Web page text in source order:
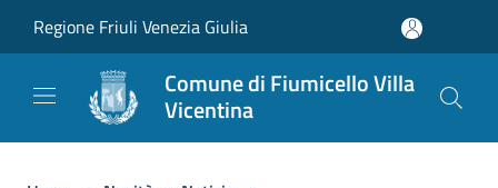
Regione Friuli Venezia Giulia
Comune di Fiumicello Villa
Vicentina